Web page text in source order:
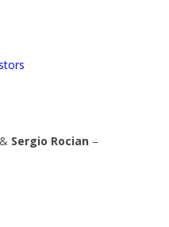
& Sergio Rocian –